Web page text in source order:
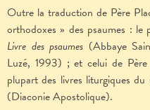
Outre la traduction de Père
orthodoxes » des psaumes :
Livre des psaumes (Abbaye
Luzé, 1993) ; et celui de
plupart des livres liturgiques
(Diaconie Apostolique).